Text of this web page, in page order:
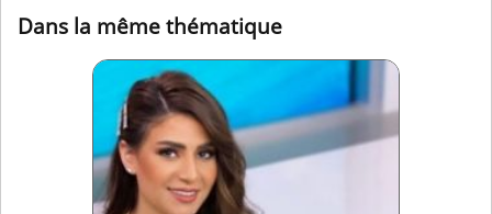
Dans la même thématique